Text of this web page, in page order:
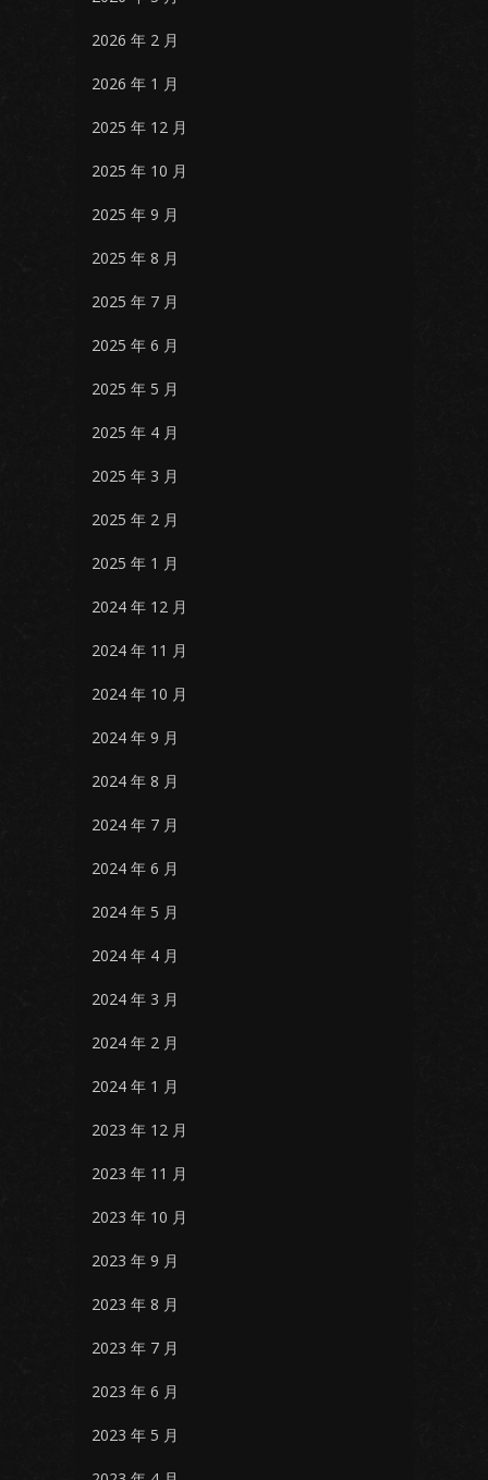
2026 年 2 月
2026 年 1 月
2025 年 12 月
2025 年 10 月
2025 年 9 月
2025 年 8 月
2025 年 7 月
2025 年 6 月
2025 年 5 月
2025 年 4 月
2025 年 3 月
2025 年 2 月
2025 年 1 月
2024 年 12 月
2024 年 11 月
2024 年 10 月
2024 年 9 月
2024 年 8 月
2024 年 7 月
2024 年 6 月
2024 年 5 月
2024 年 4 月
2024 年 3 月
2024 年 2 月
2024 年 1 月
2023 年 12 月
2023 年 11 月
2023 年 10 月
2023 年 9 月
2023 年 8 月
2023 年 7 月
2023 年 6 月
2023 年 5 月